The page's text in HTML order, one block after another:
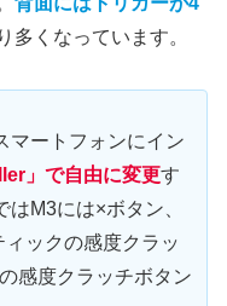
多くなっています。
マートフォンにイン
」で自由に変更す
M3には×ボタン、
ックの感度クラッ
感度クラッチボタン